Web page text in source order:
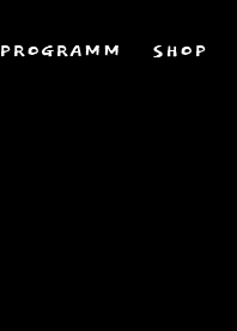
PROGRAMM SHOP